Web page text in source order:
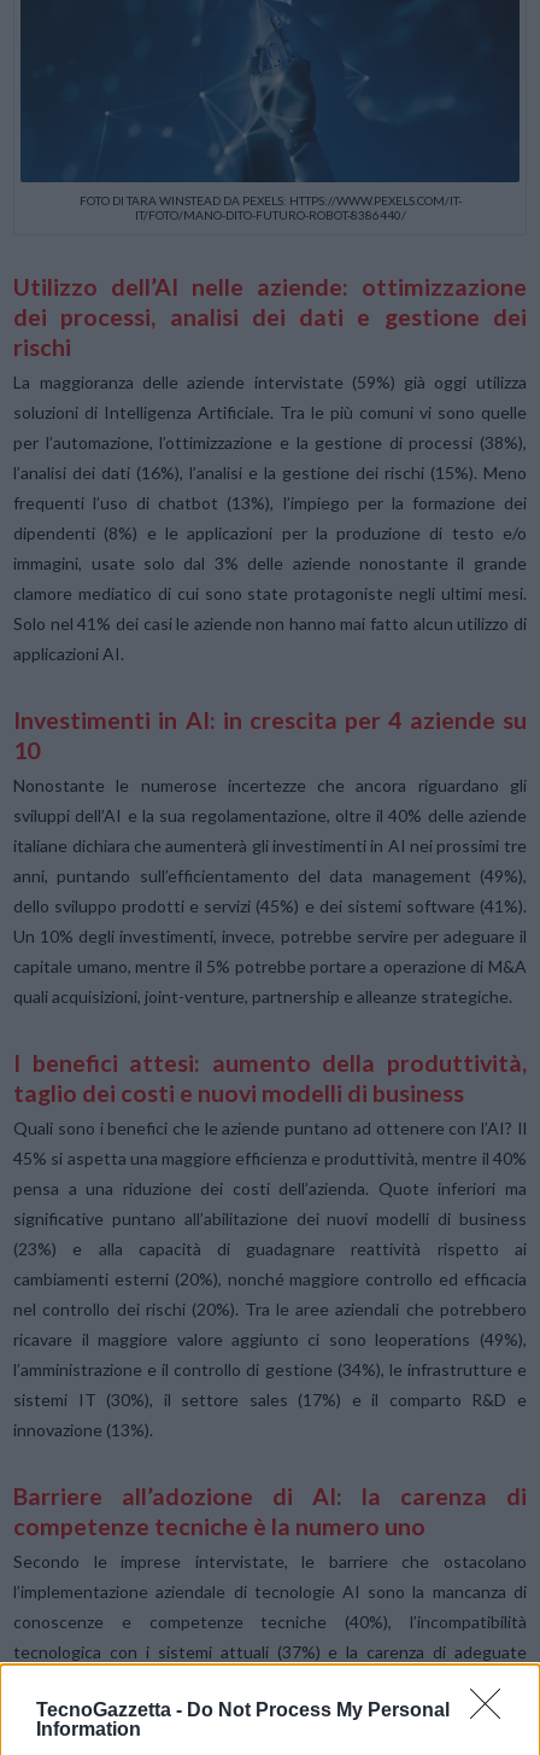
TecnoGazzetta - Do Not Process My Personal
Information
FOTO DI TARA WINSTEAD DA PEXELS: HTTPS://WWW.PEXELS.COM/IT-
IT/FOTO/MANO-DITO-FUTURO-ROBOT-8386440/
Utilizzo dell’AI nelle aziende: ottimizzazione
dei processi, analisi dei dati e gestione dei
rischi
La maggioranza delle aziende intervistate (59%) già oggi utilizza
soluzioni di Intelligenza Artificiale. Tra le più comuni vi sono quelle
per l’automazione, l’ottimizzazione e la gestione di processi (38%),
l’analisi dei dati (16%), l’analisi e la gestione dei rischi (15%). Meno
frequenti l’uso di chatbot (13%), l’impiego per la formazione dei
dipendenti (8%) e le applicazioni per la produzione di testo e/o
immagini, usate solo dal 3% delle aziende nonostante il grande
clamore mediatico di cui sono state protagoniste negli ultimi mesi.
Solo nel 41% dei casi le aziende non hanno mai fatto alcun utilizzo di
applicazioni AI.
Investimenti in AI: in crescita per 4 aziende su
10
Nonostante le numerose incertezze che ancora riguardano gli
sviluppi dell’AI e la sua regolamentazione, oltre il 40% delle aziende
italiane dichiara che aumenterà gli investimenti in AI nei prossimi tre
anni, puntando sull’efficientamento del data management (49%),
dello sviluppo prodotti e servizi (45%) e dei sistemi software (41%).
Un 10% degli investimenti, invece, potrebbe servire per adeguare il
capitale umano, mentre il 5% potrebbe portare a operazione di M&A
quali acquisizioni, joint-venture, partnership e alleanze strategiche.
I benefici attesi: aumento della produttività,
taglio dei costi e nuovi modelli di business
Quali sono i benefici che le aziende puntano ad ottenere con l’AI? Il
45% si aspetta una maggiore efficienza e produttività, mentre il 40%
pensa a una riduzione dei costi dell’azienda. Quote inferiori ma
significative puntano all’abilitazione dei nuovi modelli di business
(23%) e alla capacità di guadagnare reattività rispetto ai
cambiamenti esterni (20%), nonché maggiore controllo ed efficacia
nel controllo dei rischi (20%). Tra le aree aziendali che potrebbero
ricavare il maggiore valore aggiunto ci sono leoperations (49%),
l’amministrazione e il controllo di gestione (34%), le infrastrutture e
sistemi IT (30%), il settore sales (17%) e il comparto R&D e
innovazione (13%).
Barriere all’adozione di AI: la carenza di
competenze tecniche è la numero uno
Secondo le imprese intervistate, le barriere che ostacolano
l’implementazione aziendale di tecnologie AI sono la mancanza di
conoscenze e competenze tecniche (40%), l’incompatibilità
tecnologica con i sistemi attuali (37%) e la carenza di adeguate
47%. Altri ostacoli che vengono segnalati dalle aziende sono la
difficoltà nella raccolta e gestione dei dati (27%) e il grado di